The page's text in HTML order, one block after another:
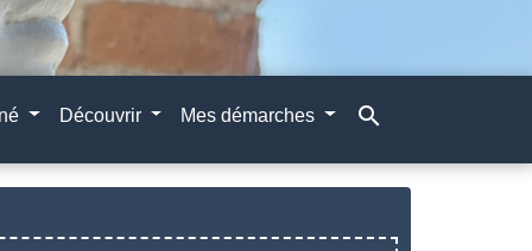
Découvrir Mes démarches search